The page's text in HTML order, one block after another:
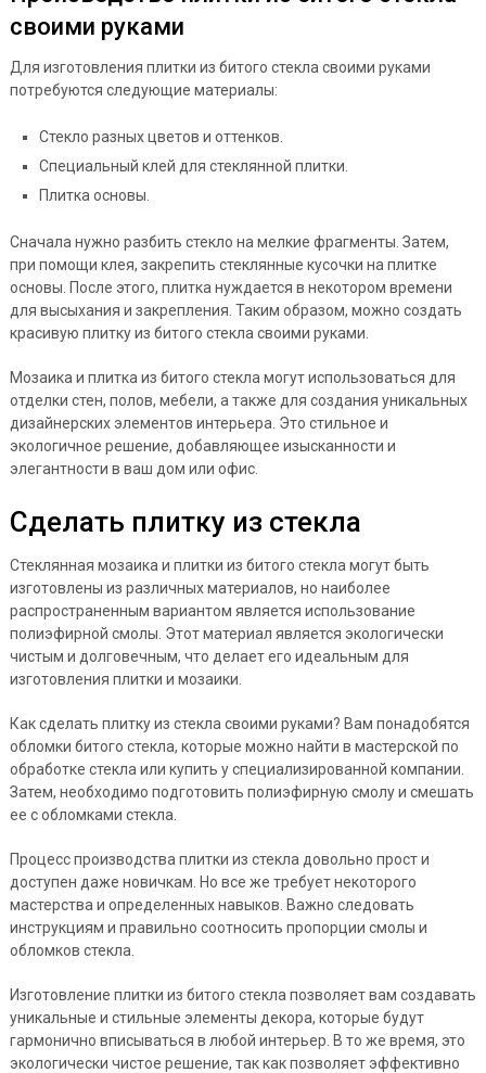
своими руками
Для изготовления плитки из битого стекла своими руками
потребуются следующие материалы:
Стекло разных цветов и оттенков.
Специальный клей для стеклянной плитки.
Плитка основы.
Сначала нужно разбить стекло на мелкие фрагменты. Затем,
при помощи клея, закрепить стеклянные кусочки на плитке
основы. После этого, плитка нуждается в некотором времени
для высыхания и закрепления. Таким образом, можно создать
красивую плитку из битого стекла своими руками.
Мозаика и плитка из битого стекла могут использоваться для
отделки стен, полов, мебели, а также для создания уникальных
дизайнерских элементов интерьера. Это стильное и
экологичное решение, добавляющее изысканности и
элегантности в ваш дом или офис.
Сделать плитку из стекла
Стеклянная мозаика и плитки из битого стекла могут быть
изготовлены из различных материалов, но наиболее
распространенным вариантом является использование
полиэфирной смолы. Этот материал является экологически
чистым и долговечным, что делает его идеальным для
изготовления плитки и мозаики.
Как сделать плитку из стекла своими руками? Вам понадобятся
обломки битого стекла, которые можно найти в мастерской по
обработке стекла или купить у специализированной компании.
Затем, необходимо подготовить полиэфирную смолу и смешать
ее с обломками стекла.
Процесс производства плитки из стекла довольно прост и
доступен даже новичкам. Но все же требует некоторого
мастерства и определенных навыков. Важно следовать
инструкциям и правильно соотносить пропорции смолы и
обломков стекла.
Изготовление плитки из битого стекла позволяет вам создавать
уникальные и стильные элементы декора, которые будут
гармонично вписываться в любой интерьер. В то же время, это
экологически чистое решение, так как позволяет эффективно